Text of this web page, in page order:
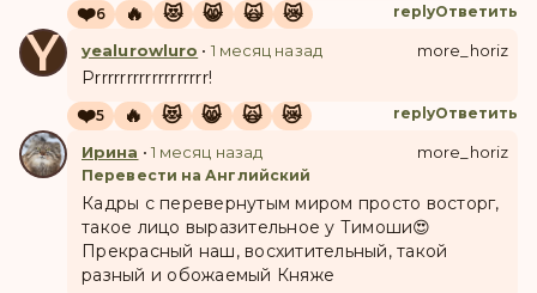
❤️6 🔥 😻 😸 🙀 😿 replyОтветить
Y yealurowluro • 1 месяц назад more_horiz
Prrrrrrrrrrrrrrrrrr!
❤️5 🔥 😻 😸 🙀 😿 replyОтветить
Ирина • 1 месяц назад
Перевести на Английский
more_horiz
Кадры с перевернутым миром просто восторг,
такое лицо выразительное у Тимоши😍
Прекрасный наш, восхитительный, такой
разный и обожаемый Княже